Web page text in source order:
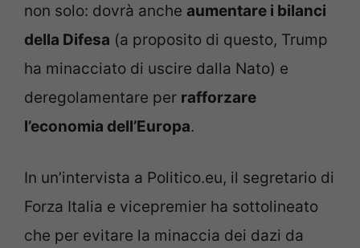
non solo: dovrà anche aumentare i bilanci
della Difesa (a proposito di questo, Trump
ha minacciato di uscire dalla Nato) e
deregolamentare per rafforzare
l’economia dell’Europa.
In un’intervista a Politico.eu, il segretario di
Forza Italia e vicepremier ha sottolineato
che per evitare la minaccia dei dazi da